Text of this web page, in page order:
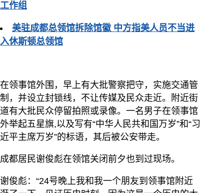
工作组
美驻成都总领馆拆除馆徽 中方指美人员不当进
入休斯顿总领馆
在领事馆外围，早上有大批警察把守，实施交通管
制，并设立封锁线，不让传媒及民众走近。附近街
道有大批民众停留拍照或录像。一名男子在领事馆
外举起五星旗,以及写有“中华人民共和国万岁”和“习
近平主席万岁”的标语，其后被公安带走。
成都居民谢俊彪在领馆关闭前夕也到过现场。
谢俊彪：“24号晚上我和我一个朋友到领事馆附近